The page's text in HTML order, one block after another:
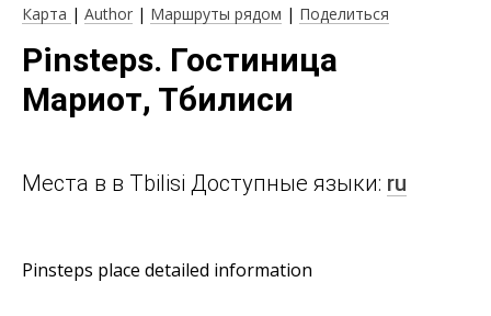
Карта | Author | Маршруты рядом | Поделиться
Pinsteps. Гостиница
Мариот, Тбилиси
Места в в Tbilisi Доступные языки: ru
Pinsteps place detailed information